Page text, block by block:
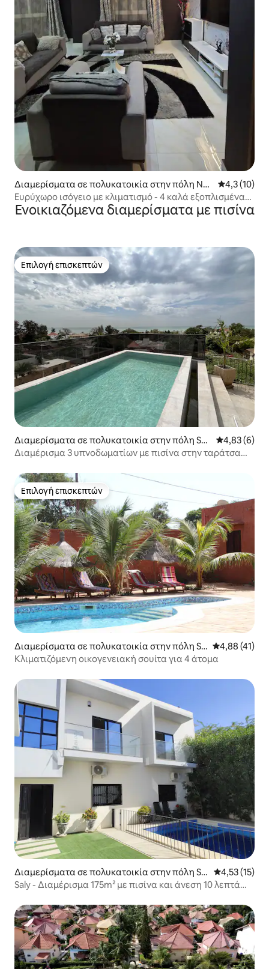
Διαμερίσματα σε πολυκατοικία στην πόλη Nda
khar
Μέση
4,3 (10)
Ευρύχωρο ισόγειο με κλιματισμό - 4 καλά εξοπλισμένα
δωμάτια
Ενοικιαζόμενα διαμερίσματα με πισίνα
Επιλογή επισκεπτών
Επιλογή επισκεπτών
Διαμερίσματα σε πολυκατοικία στην πόλη Sal
y
Μέση
4,83 (6)
Διαμέρισμα 3 υπνοδωματίων με πισίνα στην ταράτσα
Επιλογή επισκεπτών
Επιλογή επισκεπτών
Διαμερίσματα σε πολυκατοικία στην πόλη So
mone
Μέση
4,88 (41)
Κλιματιζόμενη οικογενειακή σουίτα για 4 άτομα
Διαμερίσματα σε πολυκατοικία στην πόλη Sal
y
Μέση
4,53 (15)
Saly - Διαμέρισμα 175m² με πισίνα και άνεση 10 λεπτά